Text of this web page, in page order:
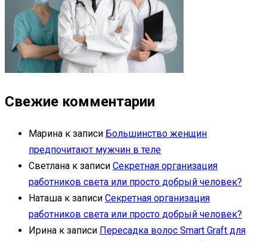
Свежие комментарии
Марина к записи Большинство женщин
предпочитают мужчин в теле
Светлана к записи Секретная организация
работников света или просто добрый человек?
Наташа к записи Секретная организация
работников света или просто добрый человек?
Ирина к записи Пересадка волос Smart Graft для